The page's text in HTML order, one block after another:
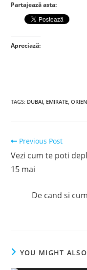
Partajează asta:
Apreciază:
TAGS: DUBAI, EMIRATE,
Read
articles
Previous Post
Vezi cum te poti
15 mai
De cand si
YOU MIGHT